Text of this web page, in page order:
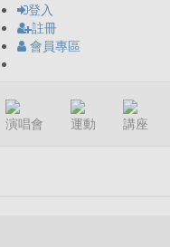
登入
註冊
會員專區
演唱會 運動 講座